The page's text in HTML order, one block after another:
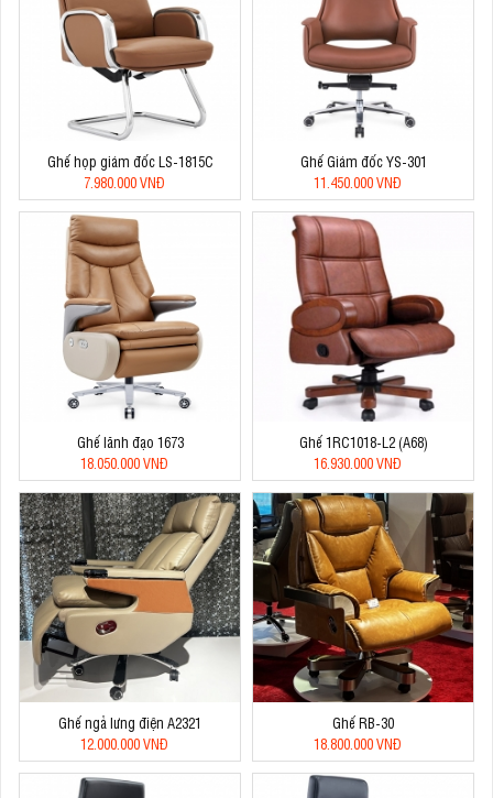
Ghế họp giám đốc LS-1815C
7.980.000 VNĐ
Ghế Giám đốc YS-301
11.450.000 VNĐ
Ghế lãnh đạo 1673
18.050.000 VNĐ
Ghế 1RC1018-L2 (A68)
16.930.000 VNĐ
Ghế ngả lưng điện A2321
12.000.000 VNĐ
Ghế RB-30
18.800.000 VNĐ